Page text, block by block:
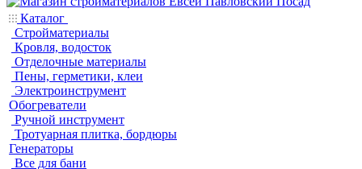
Каталог
Стройматериалы
Кровля, водосток
Отделочные материалы
Пены, герметики, клеи
Электроинструмент
Обогреватели
Ручной инструмент
Тротуарная плитка, бордюры
Генераторы
Все для бани